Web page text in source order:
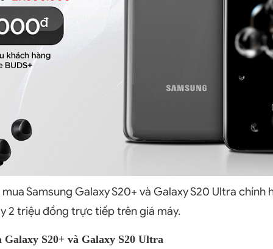
Samsung Galaxy S20+ và Galaxy S20 Ultra chính
2 triệu đồng trực tiếp trên giá máy.
S20+ và Galaxy S20 Ultra